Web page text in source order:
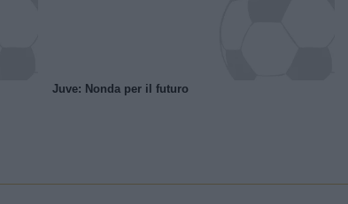
Juve: Nonda per il futuro